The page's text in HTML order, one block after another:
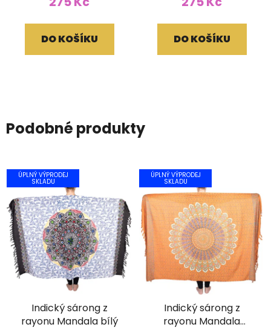
DO KOŠÍKU DO KOŠÍKU
Podobné produkty
ÚPLNÝ VÝPRODEJ
SKLADU
Indický sárong z
rayonu Mandala bílý
ÚPLNÝ VÝPRODEJ
SKLADU
Indický sárong z
rayonu Mandala